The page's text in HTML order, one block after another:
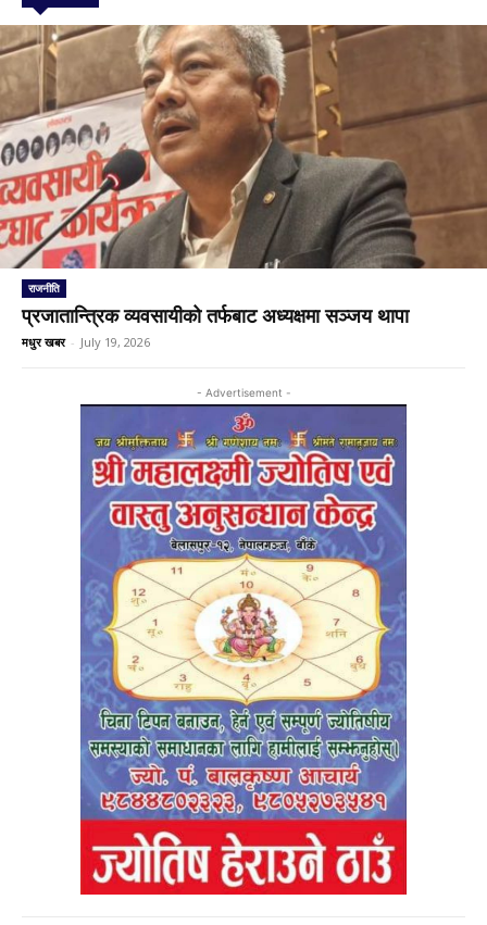
राजनीति
प्रजातान्त्रिक व्यवसायीको तर्फबाट अध्यक्षमा सञ्जय थापा
मधुर खबर - July 19, 2026
- Advertisement -